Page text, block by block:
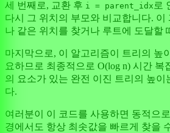
세 번째로, 교환 후 i = parent_idx 로
다시 그 위치의 부모와 비교합니다. 이
나 같은 위치를 찾거나 루트에 도달할
마지막으로, 이 알고리즘이 트리의 높
요하므로 최종적으로 O(log n) 시간 복
의 요소가 있는 완전 이진 트리의 높이
다.
여러분이 이 코드를 사용하면 동적으
경에서도 항상 최솟값을 빠르게 찾을